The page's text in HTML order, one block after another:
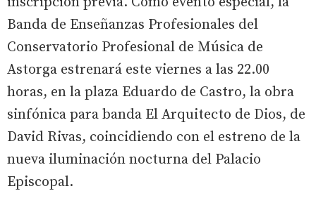
Banda de Enseñanzas Profesionales del
Conservatorio Profesional de Música de
Astorga estrenará este viernes a las 22.00
horas, en la plaza Eduardo de Castro, la obra
sinfónica para banda El Arquitecto de Dios, de
David Rivas, coincidiendo con el estreno de la
nueva iluminación nocturna del Palacio
Episcopal.